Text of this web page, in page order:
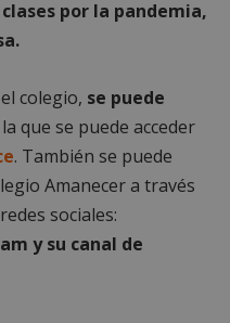
por la pandemia,
colegio, se puede
que se puede acceder
. También se puede
Amanecer a través
sociales:
y su canal de